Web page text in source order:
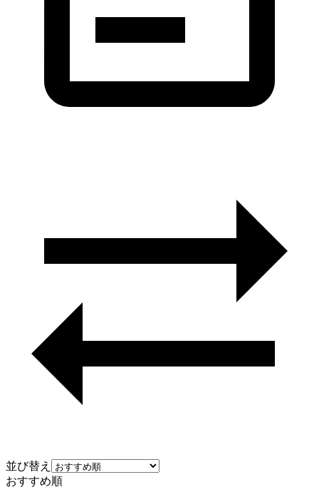
並び替え
おすすめ順